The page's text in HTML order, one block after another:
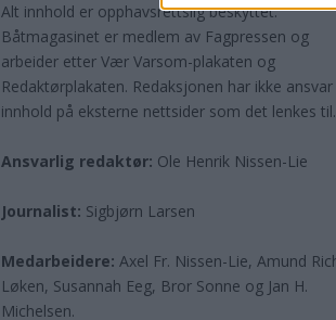
Alt innhold er opphavsrettslig beskyttet.
Båtmagasinet er medlem av Fagpressen og
arbeider etter Vær Varsom-plakaten og
Redaktørplakaten. Redaksjonen har ikke
innhold på eksterne nettsider som det lenkes til.
Ansvarlig redaktør: Ole Henrik Nissen-Lie
Journalist: Sigbjørn Larsen
Medarbeidere:Axel Fr. Nissen-Lie, Amund
Løken, Susannah Eeg, Bror Sonne og Jan H.
Michelsen.